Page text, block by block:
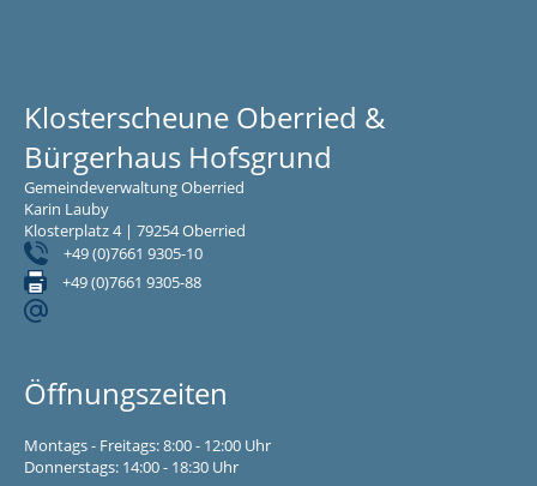
Klosterscheune Oberried &
Bürgerhaus Hofsgrund
Gemeindeverwaltung Oberried
Karin Lauby
Klosterplatz 4 | 79254 Oberried
+49 (0)7661 9305-10
+49 (0)7661 9305-88
Öffnungszeiten
Montags - Freitags: 8:00 - 12:00 Uhr
Donnerstags: 14:00 - 18:30 Uhr